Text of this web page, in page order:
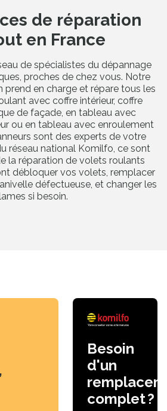
de réparation
en France
de spécialistes du dépannage
proches de chez vous. Notre
prend en charge et répare tous les
avec coffre intérieur, coffre
de façade, en tableau avec
ou en tableau avec enroulement
sont des experts de votre
réseau national Komilfo, ce sont
la réparation de volets roulants
débloquer vos volets, remplacer
défectueuse, et changer les
si besoin.
Besoin
d'un
complet ?